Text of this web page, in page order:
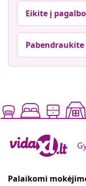
Eikite į
Palaikomi